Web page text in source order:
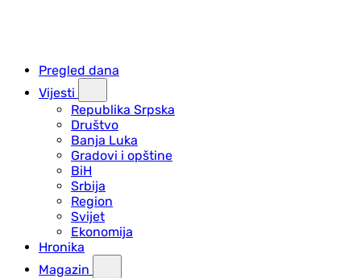
Pregled dana
Vijesti
Republika Srpska
Društvo
Banja Luka
Gradovi i opštine
BiH
Srbija
Region
Svijet
Ekonomija
Hronika
Magazin